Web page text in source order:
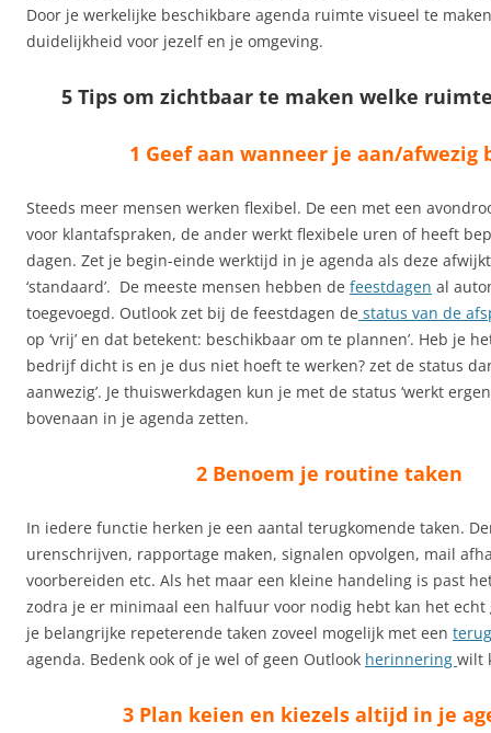
Door je werkelijke beschikbare agenda ruimte visueel te
duidelijkheid voor jezelf en je omgeving.
5 Tips om zichtbaar te maken welke
1 Geef aan wanneer je aan/afwezig
Steeds meer mensen werken flexibel. De een met een
voor klantafspraken, de ander werkt flexibele uren of heeft
dagen. Zet je begin-einde werktijd in je agenda als deze
‘standaard’. De meeste mensen hebben de feestdagen al
toegevoegd. Outlook zet bij de feestdagen de status van de
op ‘vrij’ en dat betekent: beschikbaar om te plannen’. Heb je
bedrijf dicht is en je dus niet hoeft te werken? zet de status
aanwezig’. Je thuiswerkdagen kun je met de status ‘werkt
bovenaan in je agenda zetten.
2 Benoem je routine taken
In iedere functie herken je een aantal terugkomende taken.
urenschrijven, rapportage maken, signalen opvolgen, mail
voorbereiden etc. Als het maar een kleine handeling is past
zodra je er minimaal een halfuur voor nodig hebt kan het echt
je belangrijke repeterende taken zoveel mogelijk met een
agenda. Bedenk ook of je wel of geen Outlook herinnering wilt
3 Plan keien en kiezels altijd in je